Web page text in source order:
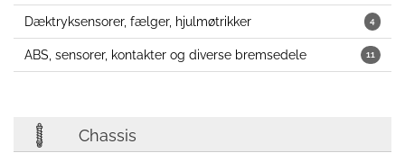
4
Dæktryksensorer, fælger, hjulmøtrikker
11
ABS, sensorer, kontakter og diverse bremsedele
Chassis